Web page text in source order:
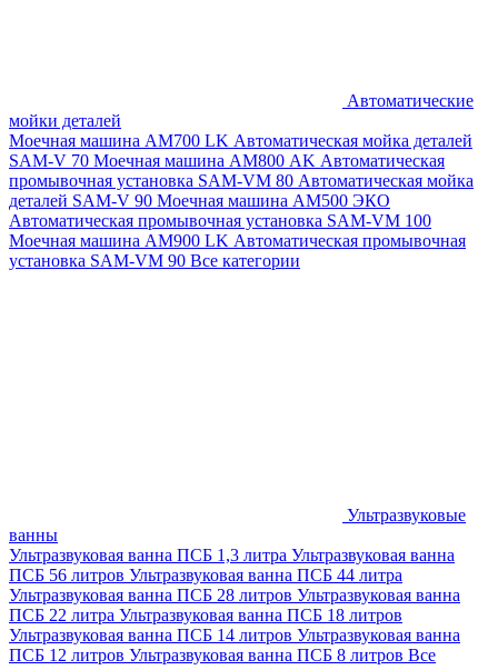
Автоматические
мойки деталей
Моечная машина AM700 LK Автоматическая мойка деталей
SAM-V 70 Моечная машина АМ800 AK Автоматическая
промывочная установка SAM-VM 80 Автоматическая мойка
деталей SAM-V 90 Моечная машина АМ500 ЭКО
Автоматическая промывочная установка SAM-VM 100
Моечная машина AM900 LK Автоматическая промывочная
установка SAM-VM 90 Все категории
Ультразвуковые
ванны
Ультразвуковая ванна ПСБ 1,3 литра Ультразвуковая ванна
ПСБ 56 литров Ультразвуковая ванна ПСБ 44 литра
Ультразвуковая ванна ПСБ 28 литров Ультразвуковая ванна
ПСБ 22 литра Ультразвуковая ванна ПСБ 18 литров
Ультразвуковая ванна ПСБ 14 литров Ультразвуковая ванна
ПСБ 12 литров Ультразвуковая ванна ПСБ 8 литров Все